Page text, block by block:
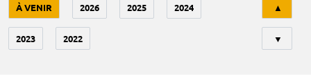
À VENIR 2026 2025 2024
2023 2022
▲
▼